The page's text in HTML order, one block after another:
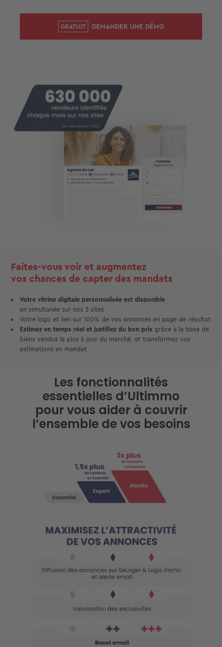
DEMANDER UNE DÉMO
Faites-vous voir et augmentez
vos chances de capter des mandats
Votre vitrine digitale personnalisée est disponible
en simultanée sur nos 3 sites
Votre logo et lien sur 100% de vos annonces en page de résultat
Estimez en temps réel et justifiez du bon prix grâce à la base de
biens vendus la plus à jour du marché, et transformez vos
estimations en mandat
Les fonctionnalités
essentielles d’Ultimmo
pour vous aider à couvrir
l’ensemble de vos besoins